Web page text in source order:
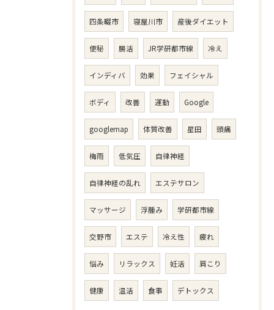
四条畷市 寝屋川市 産後ダイエット
便秘 腸活 JR学研都市線 冷え
インディバ 効果 フェイシャル
ボディ 改善 運動 Google
googlemap 体質改善 星田 頭痛
梅雨 低気圧 自律神経
自律神経の乱れ エステサロン
マッサージ 浮腫み 学研都市線
交野市 エステ 冷え性 疲れ
悩み リラックス 妊活 肩こり
健康 温活 食事 デトックス